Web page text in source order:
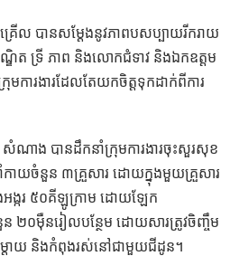
ើល បានសម្តែងនូវភាពបសប្បាយរីករាយ
ត ទ្រី ភាព និងលោកជំទាវ និងឯកឧត្តម
ារងារដែលតែយកចិត្តទុកដាក់ពីការ
ណាង បានដឹកនាំក្រុមការងារចុះសួរសុខ
ាំកាយចំនួន ៣គ្រួសារ ដោយក្នុងមួយគ្រួសារ
ង្ករ ៥០គីឡូក្រាម ដោយឡែក
២០ម៉ឺនរៀលបន្ថែម ដោយសារត្រូវចិញ្ចឹម
តាយ និងកំពុងរស់នៅជាមួយជីដូន។